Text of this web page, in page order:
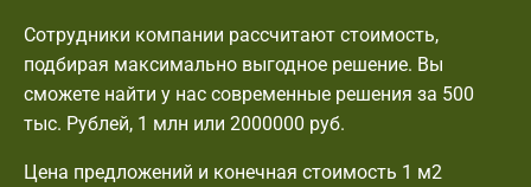
Сотрудники компании рассчитают стоимость,
подбирая максимально выгодное решение. Вы
сможете найти у нас современные решения за 500
тыс. Рублей, 1 млн или 2000000 руб.
Цена предложений и конечная стоимость 1 м2